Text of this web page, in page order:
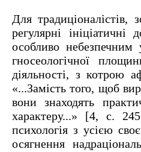
Для традиціоналістів,
регулярні
особливо небезпечним
гносеологічної
діяльності, з котрою
«...Замість того, щоб
вони знаходять
характеру...» [4, с.
психологія з усією
осягнення